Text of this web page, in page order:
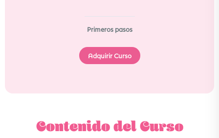
Primeros pasos
Adquirir Curso
Contenido del Curso